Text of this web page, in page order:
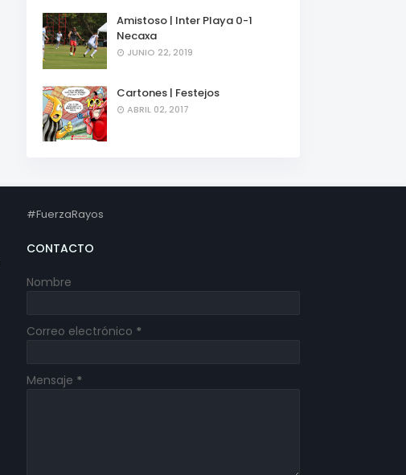
Amistoso | Inter Playa 0-1
Necaxa
JUNIO 22, 2019
Cartones | Festejos
ABRIL 02, 2017
#FuerzaRayos
CONTACTO
Nombre
Correo electrónico *
Mensaje *